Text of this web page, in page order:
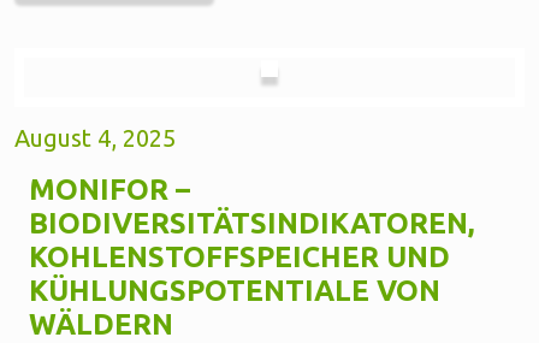
August 4, 2025
MONIFOR –
BIODIVERSITÄTSINDIKATOREN,
KOHLENSTOFFSPEICHER UND
KÜHLUNGSPOTENTIALE VON
WÄLDERN